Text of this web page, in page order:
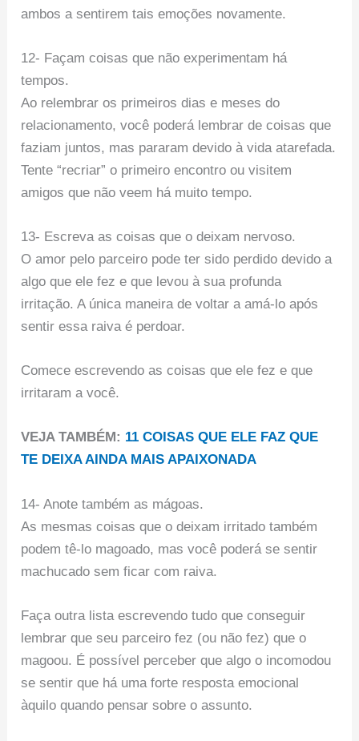
ambos a sentirem tais emoções novamente.
12- Façam coisas que não experimentam há
tempos.
Ao relembrar os primeiros dias e meses do
relacionamento, você poderá lembrar de coisas que
faziam juntos, mas pararam devido à vida atarefada.
Tente “recriar” o primeiro encontro ou visitem
amigos que não veem há muito tempo.
13- Escreva as coisas que o deixam nervoso.
O amor pelo parceiro pode ter sido perdido devido a
algo que ele fez e que levou à sua profunda
irritação. A única maneira de voltar a amá-lo após
sentir essa raiva é perdoar.
Comece escrevendo as coisas que ele fez e que
irritaram a você.
VEJA TAMBÉM: 11 COISAS QUE ELE FAZ QUE
TE DEIXA AINDA MAIS APAIXONADA
14- Anote também as mágoas.
As mesmas coisas que o deixam irritado também
podem tê-lo magoado, mas você poderá se sentir
machucado sem ficar com raiva.
Faça outra lista escrevendo tudo que conseguir
lembrar que seu parceiro fez (ou não fez) que o
magoou. É possível perceber que algo o incomodou
se sentir que há uma forte resposta emocional
àquilo quando pensar sobre o assunto.